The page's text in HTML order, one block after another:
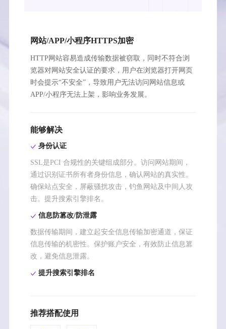
网站/APP/小程序HTTPS加密
HTTP网站容易造成传输数据被窃取，同时不符合浏
览器对网站安全认证的要求，用户在浏览器打开网页
时会提示“不安全”，导致用户无法访问网站信息或
APP/小程序无法上架，影响业务发展。
能够解决
身份认证
SSL是PCI 合规性的关键组成部分。访问网站期间，
通过识别证书所有者身份信息，确认网站的真实性。
确保站点安全，屏蔽骚扰攻击，钓鱼网站及中间人攻
击。提升搜索引擎排名。
信息防篡改/防泄露
数据传输期间，建立起安全信息传输加密通道，保证
信息传输的机密性。保护账户安全，有效防止信息篡
改，避免信息泄露。
提升搜索引擎排名
推荐搭配使用